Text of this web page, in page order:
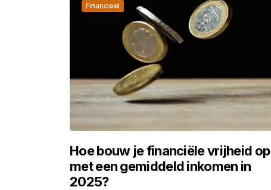
Financieel
Hoe bouw je financiële vrijheid op
met een gemiddeld inkomen in
2025?